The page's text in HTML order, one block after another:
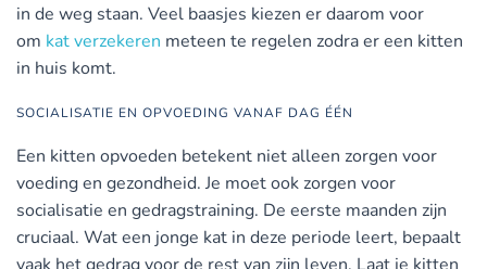
in de weg staan. Veel baasjes kiezen er daarom voor
om kat verzekeren meteen te regelen zodra er een kitten
in huis komt.
SOCIALISATIE EN OPVOEDING VANAF DAG ÉÉN
Een kitten opvoeden betekent niet alleen zorgen voor
voeding en gezondheid. Je moet ook zorgen voor
socialisatie en gedragstraining. De eerste maanden zijn
cruciaal. Wat een jonge kat in deze periode leert, bepaalt